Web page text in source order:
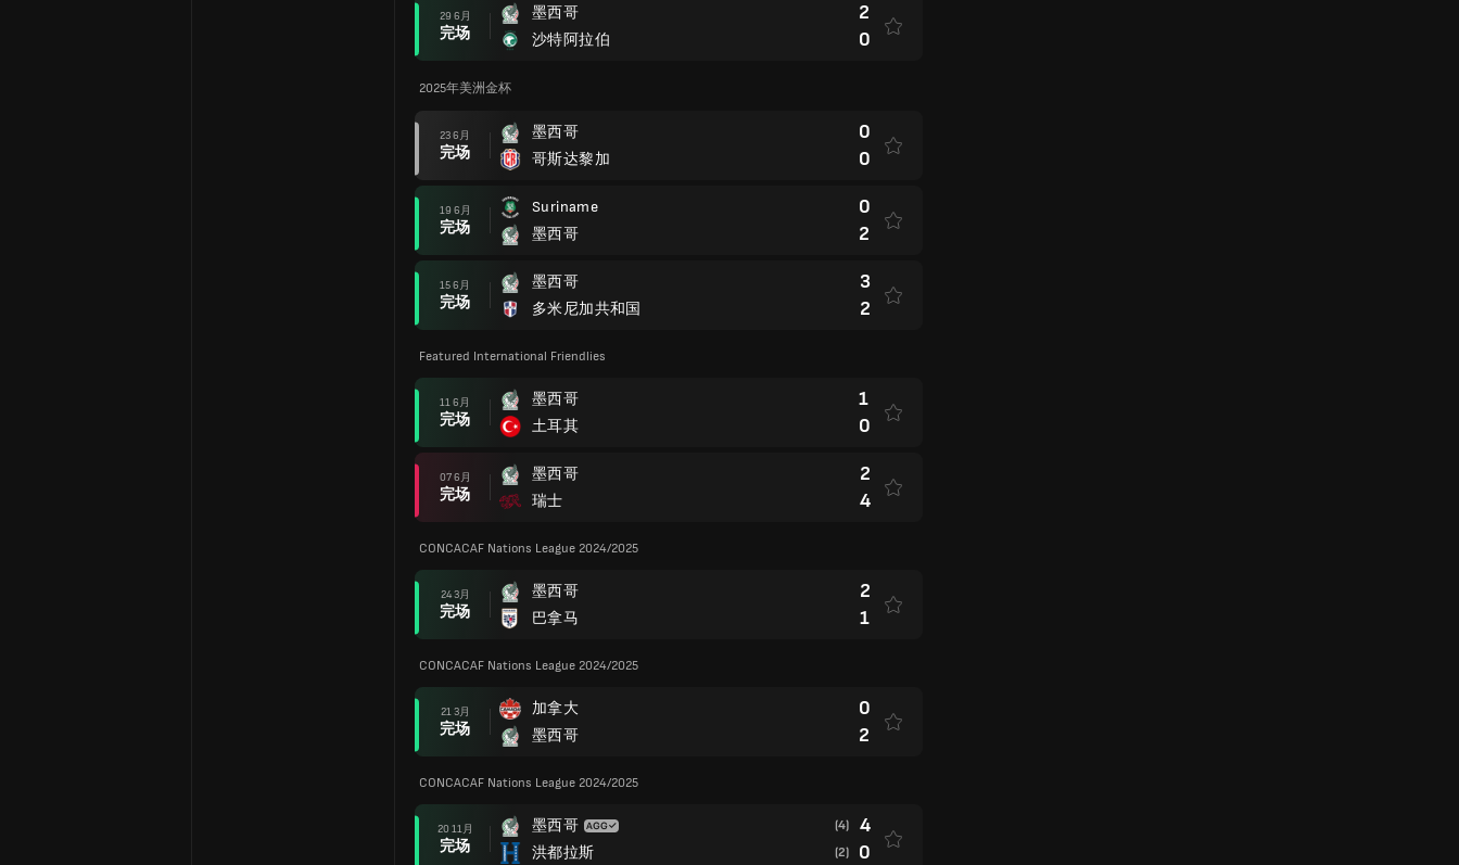
29 6月
完场
墨西哥
沙特阿拉伯
2
0
2025年美洲金杯
23 6月
完场
墨西哥
哥斯达黎加
0
0
19 6月
完场
Suriname
墨西哥
0
2
15 6月
完场
墨西哥
多米尼加共和国
3
2
Featured International Friendlies
11 6月
完场
墨西哥
土耳其
1
0
07 6月
完场
墨西哥
瑞士
2
4
CONCACAF Nations League 2024/2025
24 3月
完场
墨西哥
巴拿马
2
1
CONCACAF Nations League 2024/2025
21 3月
完场
加拿大
墨西哥
0
2
CONCACAF Nations League 2024/2025
20 11月
完场
墨西哥
洪都拉斯
(4) 4
(2) 0